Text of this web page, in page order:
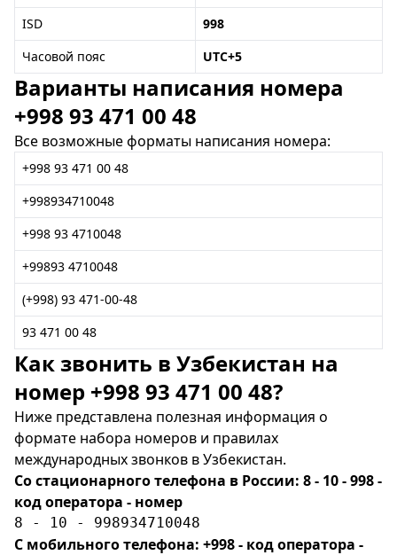
ISD
998
Часовой пояс
UTC+5
Варианты написания номера
+998 93 471 00 48
Все возможные форматы написания номера:
+998 93 471 00 48
+998934710048
+998 93 4710048
+99893 4710048
(+998) 93 471-00-48
93 471 00 48
Как звонить в Узбекистан на
номер +998 93 471 00 48?
Ниже представлена полезная информация о
формате набора номеров и правилах
международных звонков в Узбекистан.
Со стационарного телефона в России: 8 - 10 - 998 -
код оператора - номер
8 - 10 - 998934710048
С мобильного телефона: +998 - код оператора -